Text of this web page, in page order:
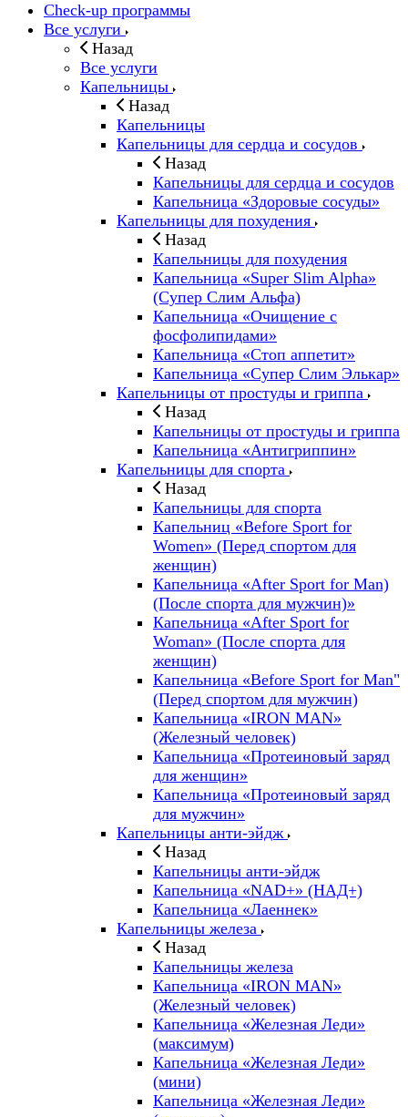
Check-up программы
Все услуги
Назад
Все услуги
Капельницы
Назад
Капельницы
Капельницы для сердца и сосудов
Назад
Капельницы для сердца и сосудов
Капельница «Здоровые сосуды»
Капельницы для похудения
Назад
Капельницы для похудения
Капельница «Super Slim Alpha»
(Cупер Слим Альфа)
Капельница «Очищение с
фосфолипидами»
Капельница «Стоп аппетит»
Капельница «Супер Слим Элькар»
Капельницы от простуды и гриппа
Назад
Капельницы от простуды и гриппа
Капельница «Антигриппин»
Капельницы для спорта
Назад
Капельницы для спорта
Капельниц «Before Sport for
Women» (Перед спортом для
женщин)
Капельница «After Sport for Man)
(После спорта для мужчин)»
Капельница «After Sport for
Woman» (После спорта для
женщин)
Капельница «Before Sport for Man"
(Перед спортом для мужчин)
Капельница «IRON MAN»
(Железный человек)
Капельница «Протеиновый заряд
для женщин»
Капельница «Протеиновый заряд
для мужчин»
Капельницы анти-эйдж
Назад
Капельницы анти-эйдж
Капельница «NAD+» (НАД+)
Капельница «Лаеннек»
Капельницы железа
Назад
Капельницы железа
Капельница «IRON MAN»
(Железный человек)
Капельница «Железная Леди»
(максимум)
Капельница «Железная Леди»
(мини)
Капельница «Железная Леди»